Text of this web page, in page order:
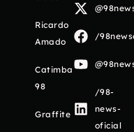
Ricardo
Amado
Catimba
98
Graffite
/
/98-
news-
oficial